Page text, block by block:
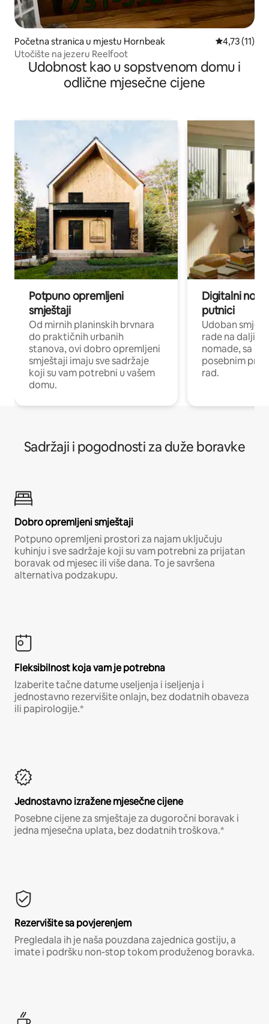
Početna stranica u mjestu Hornbeak prosječna
4,73 (11)
Utočište na jezeru Reelfoot
Udobnost kao u sopstvenom domu i
odlične mjesečne cijene
Potpuno opremljeni
smještaji
Od mirnih planinskih brvnara
do praktičnih urbanih
stanova, ovi dobro opremljeni
smještaji imaju sve sadržaje
koji su vam potrebni u vašem
domu.
Digitalni
putnici
Udoban
rade na
nomade, sa
posebnim
rad.
Sadržaji i pogodnosti za duže boravke
Dobro opremljeni smještaji
Potpuno opremljeni prostori za najam uključuju
kuhinju i sve sadržaje koji su vam potrebni za prijatan
boravak od mjesec ili više dana. To je savršena
alternativa podzakupu.
Fleksibilnost koja vam je potrebna
Izaberite tačne datume useljenja i iseljenja i
jednostavno rezervišite onlajn, bez dodatnih obaveza
ili papirologije.*
Jednostavno izražene mjesečne cijene
Posebne cijene za smještaje za dugoročni boravak i
jedna mjesečna uplata, bez dodatnih troškova.*
Rezervišite sa povjerenjem
Pregledala ih je naša pouzdana zajednica gostiju, a
imate i podršku non-stop tokom produženog boravka.